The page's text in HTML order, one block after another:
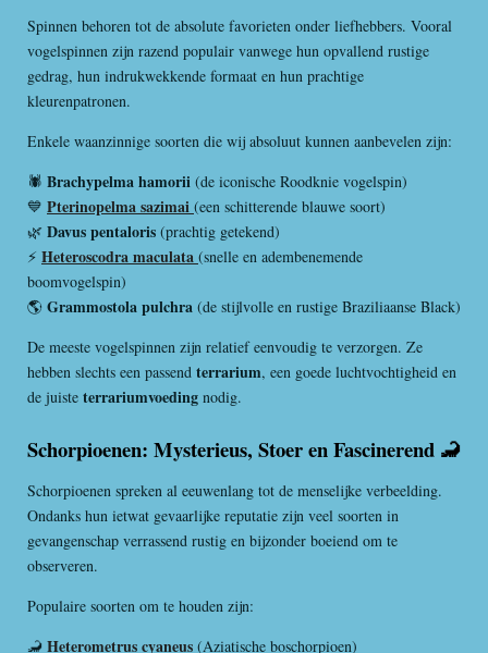
Spinnen behoren tot de absolute favorieten onder liefhebbers. Vooral
vogelspinnen zijn razend populair vanwege hun opvallend rustige
gedrag, hun indrukwekkende formaat en hun prachtige
kleurenpatronen.
Enkele waanzinnige soorten die wij absoluut kunnen aanbevelen zijn:
🕷️ Brachypelma hamorii (de iconische Roodknie vogelspin)
💙 Pterinopelma sazimai (een schitterende blauwe soort)
🌿 Davus pentaloris (prachtig getekend)
⚡ Heteroscodra maculata (snelle en adembenemende
boomvogelspin)
🌎 Grammostola pulchra (de stijlvolle en rustige Braziliaanse Black)
De meeste vogelspinnen zijn relatief eenvoudig te verzorgen. Ze
hebben slechts een passend terrarium, een goede luchtvochtigheid en
de juiste terrariumvoeding nodig.
Schorpioenen: Mysterieus, Stoer en Fascinerend 🦂
Schorpioenen spreken al eeuwenlang tot de menselijke verbeelding.
Ondanks hun ietwat gevaarlijke reputatie zijn veel soorten in
gevangenschap verrassend rustig en bijzonder boeiend om te
observeren.
Populaire soorten om te houden zijn:
🦂 Heterometrus cyaneus (Aziatische boschorpioen)